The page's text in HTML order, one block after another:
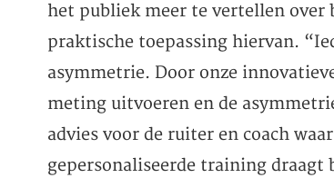
het publiek meer te vertellen over
praktische toepassing hiervan.
asymmetrie. Door onze
meting uitvoeren en de
advies voor de ruiter en coach
gepersonaliseerde training